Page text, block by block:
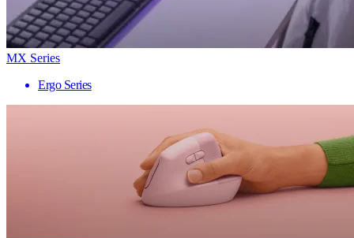
MX Series
Ergo Series